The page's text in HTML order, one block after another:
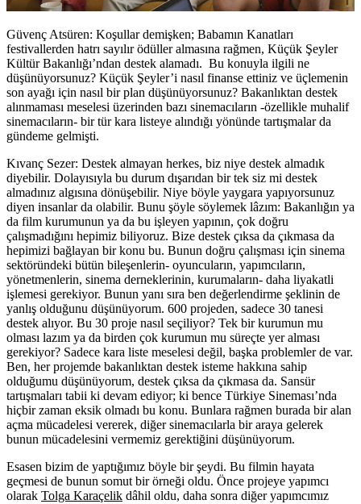
Güvenç Atsüren: Koşullar demişken; Babamın Kanatları
festivallerden hatrı sayılır ödüller almasına rağmen, Küçük Şeyler
Kültür Bakanlığı’ndan destek alamadı. Bu konuyla ilgili ne
düşünüyorsunuz? Küçük Şeyler’i nasıl finanse ettiniz ve üçlemenin
son ayağı için nasıl bir plan düşünüyorsunuz? Bakanlıktan destek
alınmaması meselesi üzerinden bazı sinemacıların -özellikle muhalif
sinemacıların- bir türkara listeye alındığı yönünde tartışmalarda
gündeme gelmişti.
Kıvanç Sezer: Destek almayan herkes, biz niye destek almadık
diyebilir. Dolayısıyla bu durum dışarıdan bir tek siz mi destek
almadınız algısına dönüşebilir. Niye böyle yaygara yapıyorsunuz
diyen insanlar da olabilir. Bunu şöyle söylemek lâzım: Bakanlığın ya
da film kurumunun ya da bu işleyen yapının, çok doğru
çalışmadığını hepimiz biliyoruz. Bize destek çıksa da çıkmasa da
hepimizi bağlayan bir konu bu. Bunun doğru çalışması için sinema
sektöründeki bütün bileşenlerin- oyuncuların, yapımcıların,
yönetmenlerin, sinema derneklerinin, kurumaların- daha liyakatli
işlemesi gerekiyor. Bunun yanı sıra ben değerlendirme şeklinin de
yanlış olduğunu düşünüyorum. 600 projeden, sadece 30 tanesi
destek alıyor. Bu 30 proje nasıl seçiliyor? Tek bir kurumun mu
olması lazım ya da birden çok kurumun mu süreçte yer alması
gerekiyor? Sadece kara liste meselesi değil, başka problemler de var.
Ben, her projemde bakanlıktan destek isteme hakkına sahip
olduğumu düşünüyorum, destek çıksa da çıkmasa da. Sansür
tartışmaları tabii ki devam ediyor; ki bence Türkiye Sineması’nda
hiçbir zaman eksik olmadı bu konu. Bunlara rağmen burada bir alan
açma mücadelesi vererek, diğer sinemacılarla bir araya gelerek
bunun mücadelesini vermemiz gerektiğini düşünüyorum.
Esasen bizim de yaptığımız böyle bir şeydi. Bu filmin hayata
geçmesi de bunun somut bir örneği oldu. Önce projeye yapımcı
olarak Tolga Karaçelik dâhil oldu, daha sonra diğer yapımcımız